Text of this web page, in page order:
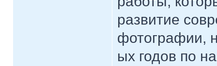
развитие
фотографии,
ых годов по